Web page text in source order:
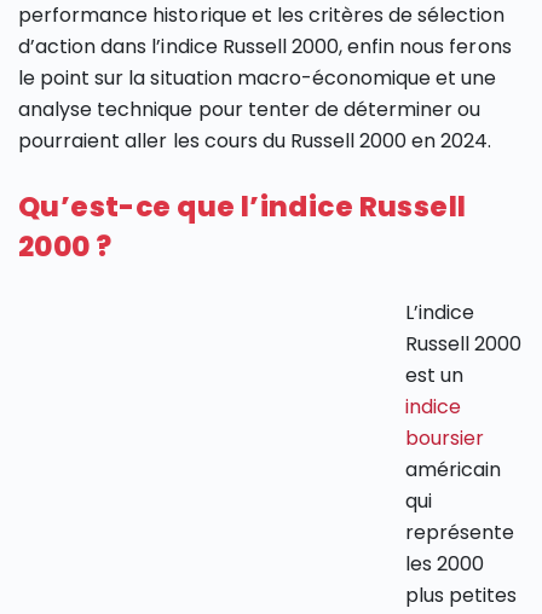
performance historique et les critères de sélection
d’action dans l’indice Russell 2000, enfin nous ferons
le point sur la situation macro-économique et une
analyse technique pour tenter de déterminer ou
pourraient aller les cours du Russell 2000 en 2024.
Qu’est-ce que l’indice Russell
2000 ?
L’indice
Russell 2000
est un
indice
boursier
américain
qui
représente
les 2000
plus petites